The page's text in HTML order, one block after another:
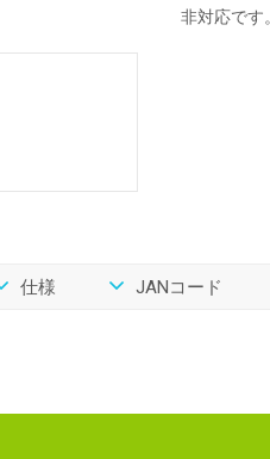
非対応です
仕様 JANコード